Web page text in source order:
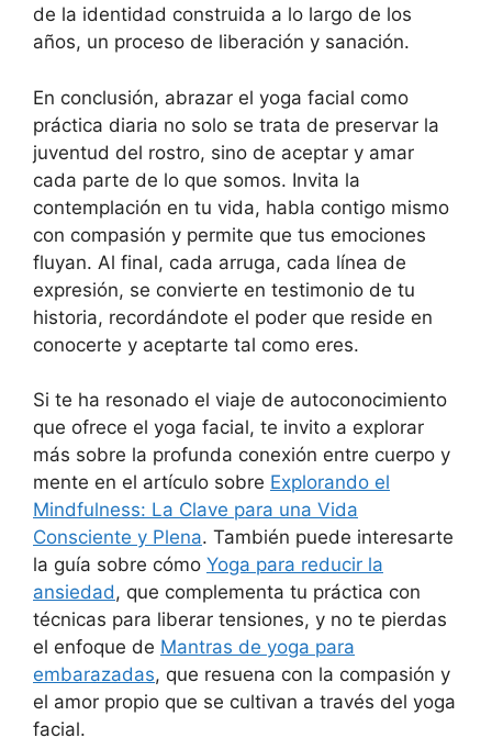
de la identidad construida a lo largo de los
años, un proceso de liberación y sanación.
En conclusión, abrazar el yoga facial como
práctica diaria no solo se trata de preservar la
juventud del rostro, sino de aceptar y amar
cada parte de lo que somos. Invita la
contemplación en tu vida, habla contigo mismo
con compasión y permite que tus emociones
fluyan. Al final, cada arruga, cada línea de
expresión, se convierte en testimonio de tu
historia, recordándote el poder que reside en
conocerte y aceptarte tal como eres.
Si te ha resonado el viaje de autoconocimiento
que ofrece el yoga facial, te invito a explorar
más sobre la profunda conexión entre cuerpo y
mente en el artículo sobre Explorando el
Mindfulness: La Clave para una Vida
Consciente y Plena. También puede interesarte
la guía sobre cómo Yoga para reducir la
ansiedad, que complementa tu práctica con
técnicas para liberar tensiones, y no te pierdas
el enfoque de Mantras de yoga para
embarazadas, que resuena con la compasión y
el amor propio que se cultivan a través del yoga
facial.